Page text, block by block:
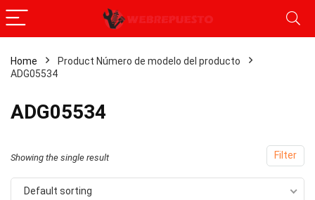
Home Product Número de modelo del producto
ADG05534
‎ADG05534
Filter
Showing the single result
Default sorting